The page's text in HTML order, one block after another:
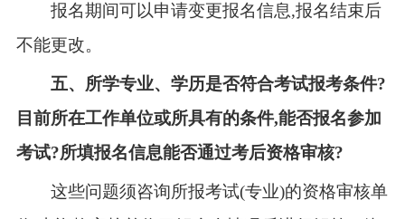
报名期间可以申请变更报名信息,报名结束后
不能更改。
五、所学专业、学历是否符合考试报考条件?
目前所在工作单位或所具有的条件,能否报名参加
考试?所填报名信息能否通过考后资格审核?
这些问题须咨询所报考试(专业)的资格审核单